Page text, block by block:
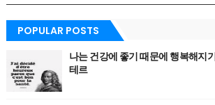
POPULAR POSTS
나는 건강에 좋기 때문에 행복해지
테르